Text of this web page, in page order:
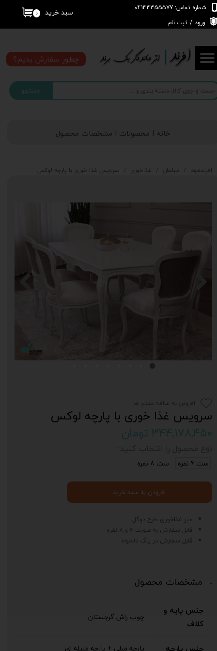
جستجو
شماره تماس: 04133355577
۰ سبد خرید
ورود / ثبت نام
حساب کاربری من
تغییر گذر واژه
سفارشات
خروج از حساب کاربری
چطور سفارش بدیم؟
خانه | محصولات | مشخصات محصول
افرندهوم مبلمان غذاخوری سرویس غذا خوری با پارچه لوکس
سرویس غذا خوری با پارچه لوکس
۳۴۴,۱۷۸,۴۵۰ تومان
میز غذاخوری طرح دوگل
قابل سفارش به صورت 6 و 8 نفره
قابل سفارش در رنگ دلخواه
ست 6 نفره ست 8 نفره
افزودن به سبد خرید
افزودن به علاقه مندی ها
مشخصات محصول
جنس پایه و
کلاف
چوب راش گرجستان
پارچه مبلی + پارچه ملیله ای
ت